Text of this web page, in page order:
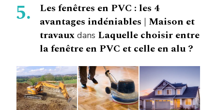
Les fenêtres en PVC : les 4
avantages indéniables | Maison et
travaux dans Laquelle choisir entre
la fenêtre en PVC et celle en alu ?